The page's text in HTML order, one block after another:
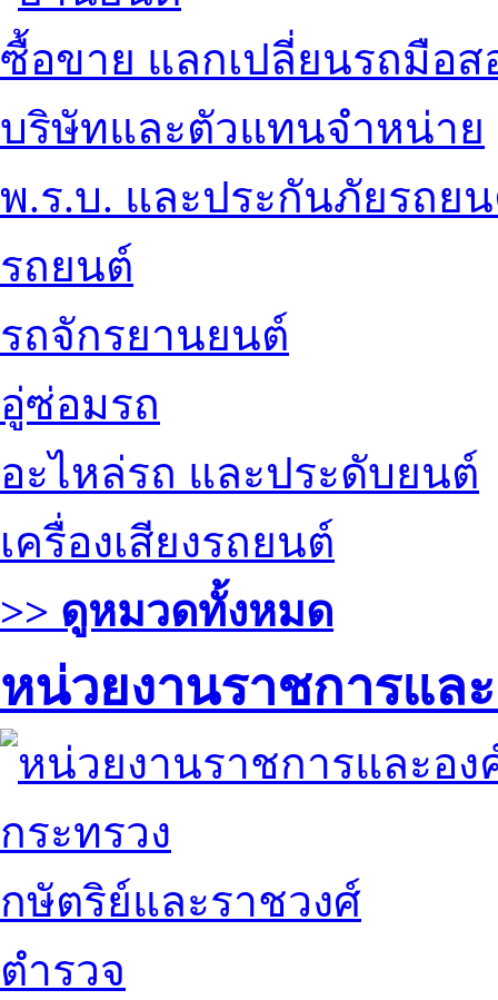
ซื้อขาย แลกเปลี่ยนรถมือส
บริษัทและตัวแทนจำหน่าย
พ.ร.บ. และประกันภัยรถย
รถยนต์
รถจักรยานยนต์
อู่ซ่อมรถ
อะไหล่รถ และประดับยนต์
เครื่องเสียงรถยนต์
>> ดูหมวดทั้งหมด
หน่วยงานราชการแล
กระทรวง
กษัตริย์และราชวงศ์
ตำรวจ